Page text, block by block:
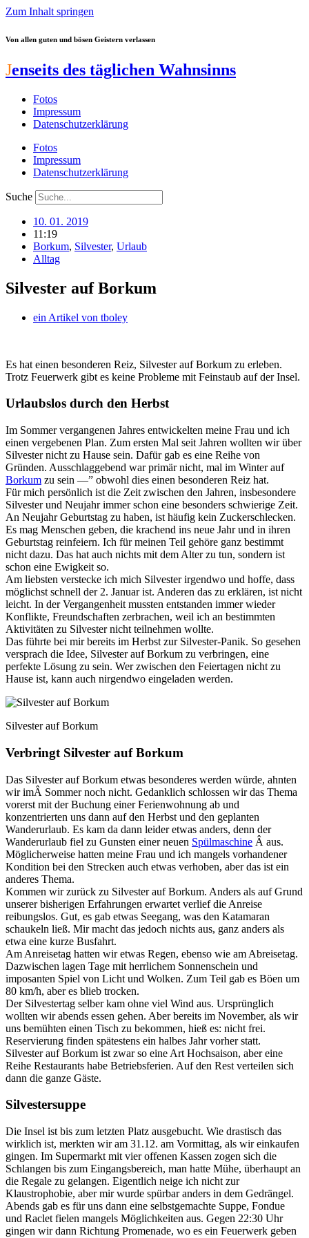
Zum Inhalt springen
Von allen guten und bösen Geistern verlassen
Jenseits des täglichen Wahnsinns
Fotos
Impressum
Datenschutzerklärung
Fotos
Impressum
Datenschutzerklärung
Suche
10. 01. 2019
11:19
Borkum, Silvester, Urlaub
Alltag
Silvester auf Borkum
ein Artikel von tboley
Es hat einen besonderen Reiz, Silvester auf Borkum zu erleben.
Trotz Feuerwerk gibt es keine Probleme mit Feinstaub auf der Insel.
Urlaubslos durch den Herbst
Im Sommer vergangenen Jahres entwickelten meine Frau und ich
einen vergebenen Plan. Zum ersten Mal seit Jahren wollten wir über
Silvester nicht zu Hause sein. Dafür gab es eine Reihe von
Gründen. Ausschlaggebend war primär nicht, mal im Winter auf
Borkum zu sein —” obwohl dies einen besonderen Reiz hat.
Für mich persönlich ist die Zeit zwischen den Jahren, insbesondere
Silvester und Neujahr immer schon eine besonders schwierige Zeit.
An Neujahr Geburtstag zu haben, ist häufig kein Zuckerschlecken.
Es mag Menschen geben, die krachend ins neue Jahr und in ihren
Geburtstag reinfeiern. Ich für meinen Teil gehöre ganz bestimmt
nicht dazu. Das hat auch nichts mit dem Alter zu tun, sondern ist
schon eine Ewigkeit so.
Am liebsten verstecke ich mich Silvester irgendwo und hoffe, dass
möglichst schnell der 2. Januar ist. Anderen das zu erklären, ist nicht
leicht. In der Vergangenheit mussten entstanden immer wieder
Konflikte, Freundschaften zerbrachen, weil ich an bestimmten
Aktivitäten zu Silvester nicht teilnehmen wollte.
Das führte bei mir bereits im Herbst zur Silvester-Panik. So gesehen
versprach die Idee, Silvester auf Borkum zu verbringen, eine
perfekte Lösung zu sein. Wer zwischen den Feiertagen nicht zu
Hause ist, kann auch nirgendwo eingeladen werden.
Silvester auf Borkum
Verbringt Silvester auf Borkum
Das Silvester auf Borkum etwas besonderes werden würde, ahnten
wir imÂ Sommer noch nicht. Gedanklich schlossen wir das Thema
vorerst mit der Buchung einer Ferienwohnung ab und
konzentrierten uns dann auf den Herbst und den geplanten
Wanderurlaub. Es kam da dann leider etwas anders, denn der
Wanderurlaub fiel zu Gunsten einer neuen Spülmaschine Â aus.
Möglicherweise hatten meine Frau und ich mangels vorhandener
Kondition bei den Strecken auch etwas verhoben, aber das ist ein
anderes Thema.
Kommen wir zurück zu Silvester auf Borkum. Anders als auf Grund
unserer bisherigen Erfahrungen erwartet verlief die Anreise
reibungslos. Gut, es gab etwas Seegang, was den Katamaran
schaukeln ließ. Mir macht das jedoch nichts aus, ganz anders als
etwa eine kurze Busfahrt.
Am Anreisetag hatten wir etwas Regen, ebenso wie am Abreisetag.
Dazwischen lagen Tage mit herrlichem Sonnenschein und
imposanten Spiel von Licht und Wolken. Zum Teil gab es Böen um
80 km/h, aber es blieb trocken.
Der Silvestertag selber kam ohne viel Wind aus. Ursprünglich
wollten wir abends essen gehen. Aber bereits im November, als wir
uns bemühten einen Tisch zu bekommen, hieß es: nicht frei.
Reservierung finden spätestens ein halbes Jahr vorher statt.
Silvester auf Borkum ist zwar so eine Art Hochsaison, aber eine
Reihe Restaurants habe Betriebsferien. Auf den Rest verteilen sich
dann die ganze Gäste.
Silvestersuppe
Die Insel ist bis zum letzten Platz ausgebucht. Wie drastisch das
wirklich ist, merkten wir am 31.12. am Vormittag, als wir einkaufen
gingen. Im Supermarkt mit vier offenen Kassen zogen sich die
Schlangen bis zum Eingangsbereich, man hatte Mühe, überhaupt an
die Regale zu gelangen. Eigentlich neige ich nicht zur
Klaustrophobie, aber mir wurde spürbar anders in dem Gedrängel.
Abends gab es für uns dann eine selbstgemachte Suppe, Fondue
und Raclet fielen mangels Möglichkeiten aus. Gegen 22:30 Uhr
gingen wir dann Richtung Promenade, wo es ein Feuerwerk geben